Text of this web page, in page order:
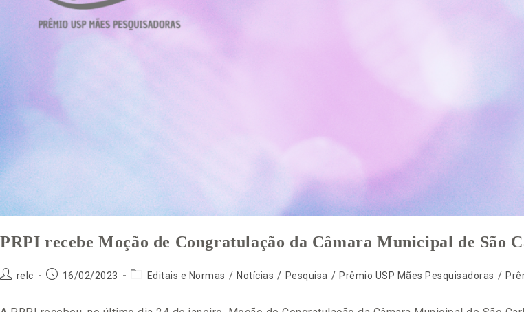
PRPI recebe Moção de Congratulação da Câmara Municipal de São
relc 16/02/2023 Editais e Normas / Notícias / Pesquisa / Prêmio USP Mães Pesquisadoras /